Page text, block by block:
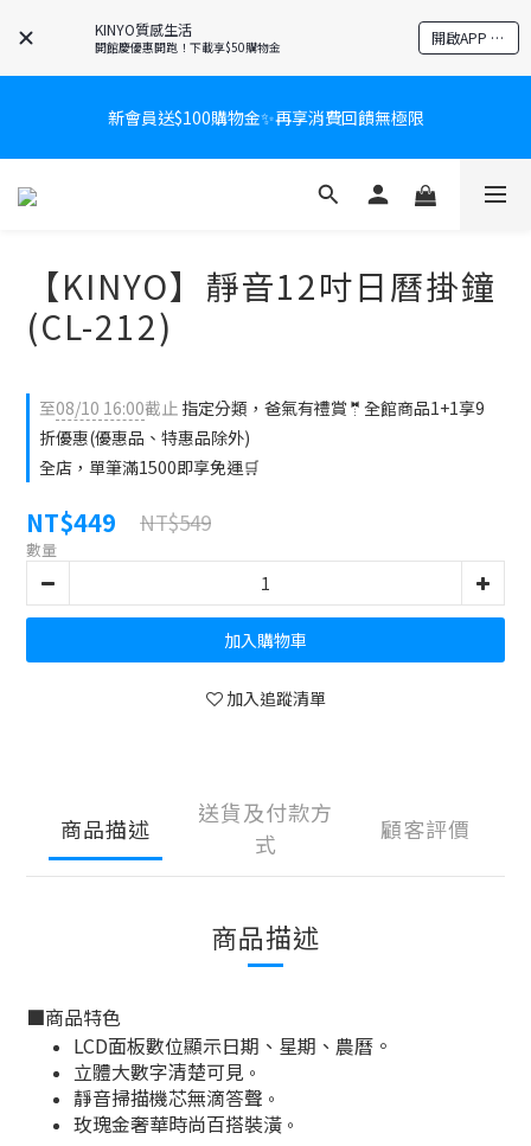
KINYO質感生活
開館慶優惠開跑！下載享$50購物金 開啟APP 享隱藏優惠
新會員送$100購物金✨再享消費回饋無極限
新會員送$100購物金✨再享消費回饋無極限
爸氣有禮賞🎁全館任2件9折✨刮鬍刀、按摩家電、電動牙刷、藍芽
炎熱夏日救星☀️秒凍扇登場💙半導體製冷 x 微米級冰霧，一秒開
凍，熱感歸零！
【KINYO】靜音12吋日曆掛鐘
(CL-212)
至08/10 16:00截止 指定分類，爸氣有禮賞🤵全館商品1+1享9
折優惠(優惠品、特惠品除外)
全店，單筆滿1500即享免運🛒
NT$449 NT$549
數量
加入購物車
加入追蹤清單
商品描述
送貨及付款方
式
顧客評價
商品描述
■商品特色
LCD面板數位顯示日期、星期、農曆。
立體大數字清楚可見 。
靜音掃描機芯無滴答聲 。
玫瑰金奢華時尚百搭裝潢 。